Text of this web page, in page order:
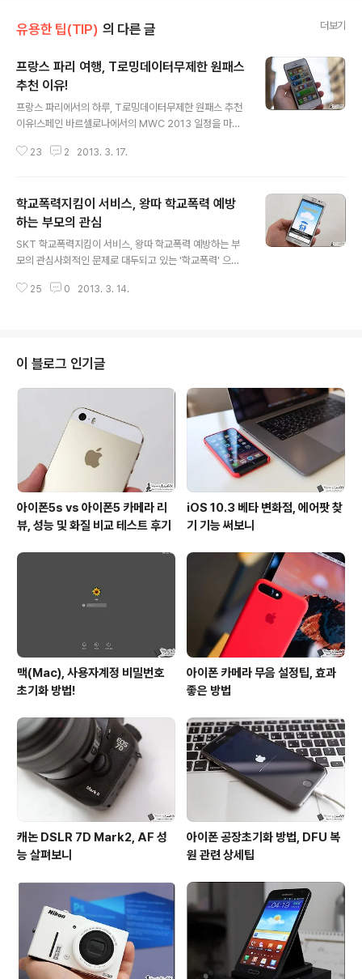
유용한 팁(TIP) 의 다른 글 더보기
프랑스 파리 여행, T로밍데이터무제한 원패스
추천 이유!
프랑스 파리에서의 하루, T로밍데이터무제한 원패스 추천
이유!스페인 바르셀로나에서의 MWC 2013 일정을 마치
요. 파리에서 한국으로 돌아와는 비행기 시간까지 짧은 시
스 역시 T로밍데이터무제한 원패스가 가능한 지역이다 보
니 스페인에서 프랑스로 건너와서 폰을 다시 켜니 관련 메
시지가 전송되어 오더군요. 이에 이전에 - T로밍 데이터무
제한 원패스, 해외여행 필수 로밍요금제인 이유/경험담 -
포스팅에서 소개한 것처럼 수동으로 직접 네트워크를 설정
해서 프랑스에서도 무제한으로 데이터를 사용할 수 있었는
23 2 2013. 3. 17.
학교폭력지킴이 서비스, 왕따 학교폭력 예방
하는 부모의 관심
SKT 학교폭력지킴이 서비스, 왕따 학교폭력 예방하는 부
모의 관심사회적인 문제로 대두되고 있는 '학교폭력' 으로
는 초미의 관심사가 아닐까 싶은데요. 아직 아이가 학교를
니는 자녀를 둔 부모님들의 심정은 오죽할까 싶은데요. 최
근 SKT 에서는 이런 부모님들의 걱정을 조금이나마 덜어
줄 수 있는 [학교폭력지킴이] 라는 서비스를 내놓았습니다.
학교에서 아이들이 당할 수 있는 '왕따, 갈취, 협박, 폭력' 등
에 대한 부모님들의 또 다른 관심의 표현이 되는 서비스가
아닌가 싶은데요. '학교폭력지킴..
25 0 2013. 3. 14.
이 블로그 인기글
아이폰5s vs 아이폰5 카메라 리
뷰, 성능 및 화질 비교 테스트 후기
iOS 10.3 베타 변화점, 에어팟 찾
기 기능 써보니
맥(Mac), 사용자계정 비밀번호
초기화 방법!
아이폰 카메라 무음 설정팁, 효과
좋은 방법
캐논 DSLR 7D Mark2, AF 성
능 살펴보니
아이폰 공장초기화 방법, DFU 복
원 관련 상세팁